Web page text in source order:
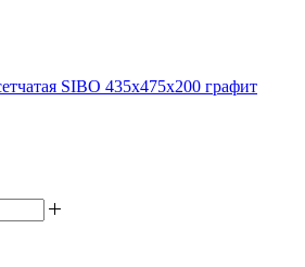
SIBO 435х475х200 графит